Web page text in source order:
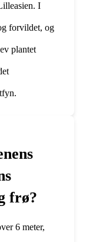
I
forvildet, og
plantet
frø?
6 meter,